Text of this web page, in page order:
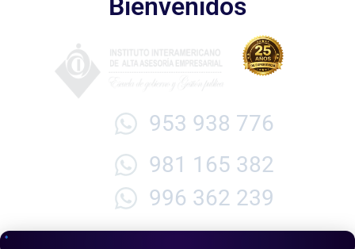
Bienvenidos
953 938 776
981 165 382
996 362 239